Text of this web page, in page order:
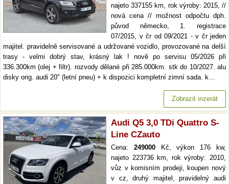
najeto 337155 km, rok výroby: 2015, //
nová cena // možnost odpočtu dph.
původ německo, 1. registrace
07/2015, v čr od 09/2021 - v čr jeden
majitel. pravidelně servisované a udržované vozidlo, provozované na delší
trasy - velmi dobrý stav, krásný lak ! nově po servisu 05/2026 při
336.300km (olej + filtr). rozvody dělané při 285.000km. stk do 10/2027. alu
disky orig. audi 20" (letní pneu) + k dispozici kompletní zimní sada. k…
Zobrazit inzerát
Audi Q5 3,0 TDi Quattro S-
Line CZauto
Cena: 249000Kč, výkon 176 kw,
najeto 223736 km, rok výroby: 2010,
vůz v komisním prodeji, koupen nový
v cz, druhý majitel, pravidelný audi